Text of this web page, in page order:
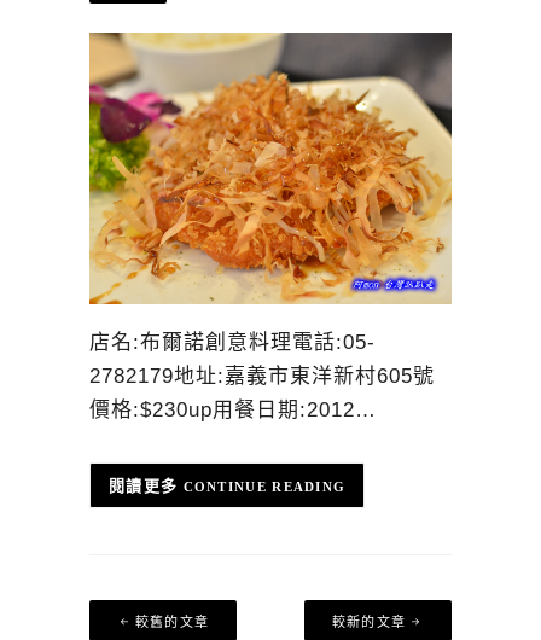
店名:布爾諾創意料理電話:05-
2782179地址:嘉義市東洋新村605號
價格:$230up用餐日期:2012…
CONTINUE READING
文
較舊的文章 較新的文章